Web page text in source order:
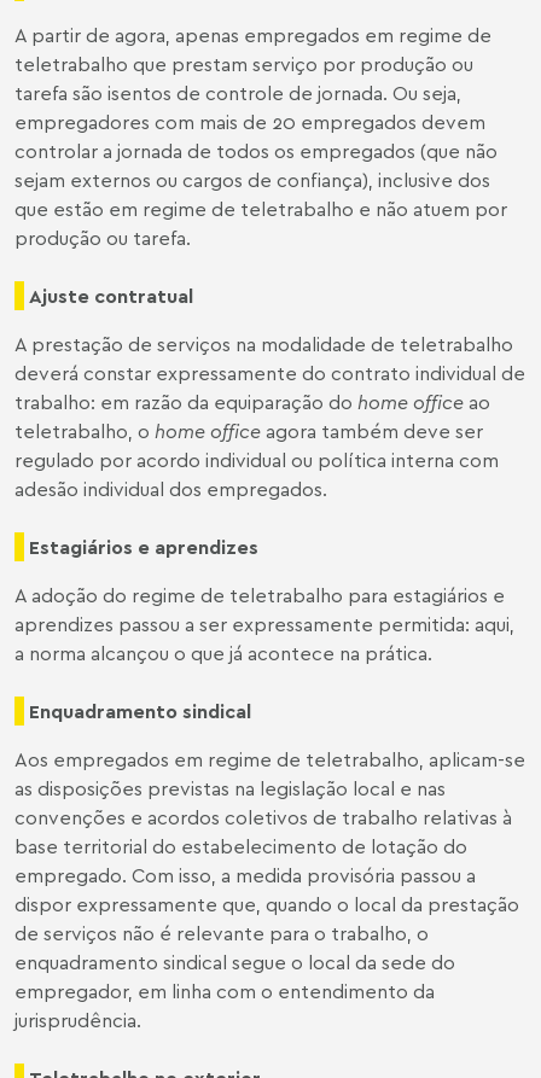
A partir de agora, apenas empregados em regime de
teletrabalho que prestam serviço por produção ou
tarefa são isentos de controle de jornada. Ou seja,
empregadores com mais de 20 empregados devem
controlar a jornada de todos os empregados (que não
sejam externos ou cargos de confiança), inclusive dos
que estão em regime de teletrabalho e não atuem por
produção ou tarefa.
Ajuste contratual
A prestação de serviços na modalidade de teletrabalho
deverá constar expressamente do contrato individual de
trabalho: em razão da equiparação do home office ao
teletrabalho, o home office agora também deve ser
regulado por acordo individual ou política interna com
adesão individual dos empregados.
Estagiários e aprendizes
A adoção do regime de teletrabalho para estagiários e
aprendizes passou a ser expressamente permitida: aqui,
a norma alcançou o que já acontece na prática.
Enquadramento sindical
Aos empregados em regime de teletrabalho, aplicam-se
as disposições previstas na legislação local e nas
convenções e acordos coletivos de trabalho relativas à
base territorial do estabelecimento de lotação do
empregado. Com isso, a medida provisória passou a
dispor expressamente que, quando o local da prestação
de serviços não é relevante para o trabalho, o
enquadramento sindical segue o local da sede do
empregador, em linha com o entendimento da
jurisprudência.